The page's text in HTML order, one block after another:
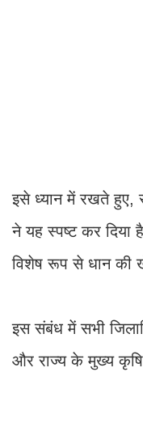
इसे ध्यान में रखते हुए,
ने यह स्पष्ट कर दिया
विशेष रूप से धान की
इस संबंध में सभी
और राज्य के मुख्य कृषि